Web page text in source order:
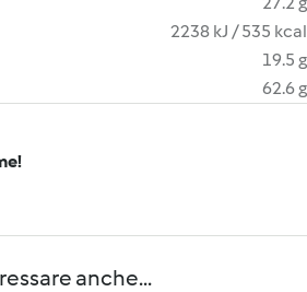
2238 kJ / 535 kcal
19.5 g
62.6 g
anche...